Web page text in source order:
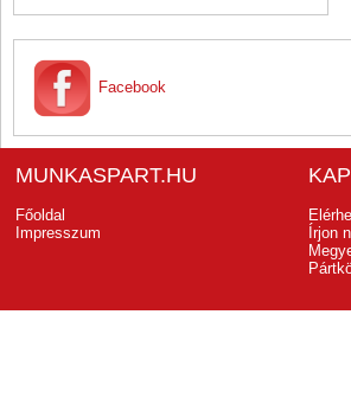
Facebook
MUNKASPART.HU
Főoldal
Impresszum
Írjon